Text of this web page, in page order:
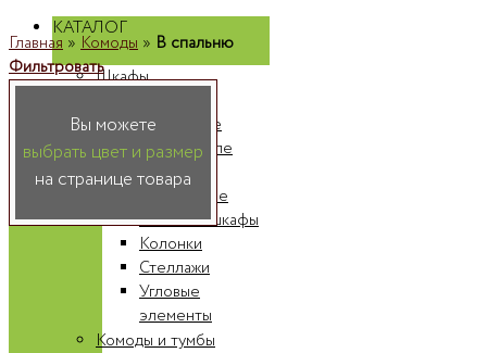
КАТАЛОГ
Шкафы
распашные
Шкафы-купе
Радиусные
шкафы-купе
Книжные шкафы
Колонки
Стеллажи
Угловые
элементы
Комоды и тумбы
Главная » Комоды » В спальню
Фильтровать
Вы можете
выбрать цвет и размер
на странице товара